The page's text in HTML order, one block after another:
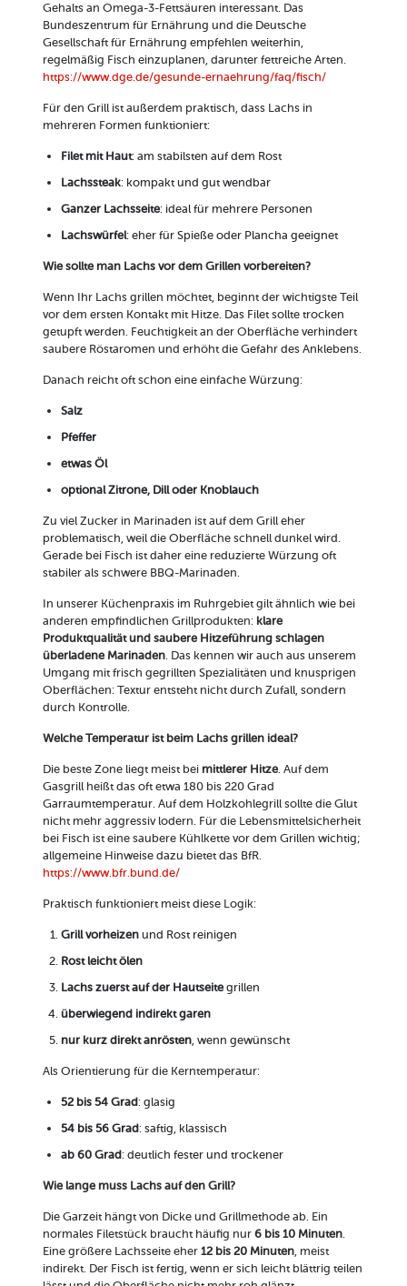
Gehalts an Omega-3-Fettsäuren interessant. Das
Bundeszentrum für Ernährung und die Deutsche
Gesellschaft für Ernährung empfehlen weiterhin,
regelmäßig Fisch einzuplanen, darunter fettreiche Arten.
https://www.dge.de/gesunde-ernaehrung/faq/fisch/
Für den Grill ist außerdem praktisch, dass Lachs in
mehreren Formen funktioniert:
Filet mit Haut: am stabilsten auf dem Rost
Lachssteak: kompakt und gut wendbar
Ganzer Lachsseite: ideal für mehrere Personen
Lachswürfel: eher für Spieße oder Plancha geeignet
Wie sollte man Lachs vor dem Grillen vorbereiten?
Wenn Ihr Lachs grillen möchtet, beginnt der wichtigste Teil
vor dem ersten Kontakt mit Hitze. Das Filet sollte trocken
getupft werden. Feuchtigkeit an der Oberfläche verhindert
saubere Röstaromen und erhöht die Gefahr des Anklebens.
Danach reicht oft schon eine einfache Würzung:
Salz
Pfeffer
etwas Öl
optional Zitrone, Dill oder Knoblauch
Zu viel Zucker in Marinaden ist auf dem Grill eher
problematisch, weil die Oberfläche schnell dunkel wird.
Gerade bei Fisch ist daher eine reduzierte Würzung oft
stabiler als schwere BBQ-Marinaden.
In unserer Küchenpraxis im Ruhrgebiet gilt ähnlich wie bei
anderen empfindlichen Grillprodukten: klare
Produktqualität und saubere Hitzeführung schlagen
überladene Marinaden. Das kennen wir auch aus unserem
Umgang mit frisch gegrillten Spezialitäten und knusprigen
Oberflächen: Textur entsteht nicht durch Zufall, sondern
durch Kontrolle.
Welche Temperatur ist beim Lachs grillen ideal?
Die beste Zone liegt meist bei mittlerer Hitze. Auf dem
Gasgrill heißt das oft etwa 180 bis 220 Grad
Garraumtemperatur. Auf dem Holzkohlegrill sollte die Glut
nicht mehr aggressiv lodern. Für die Lebensmittelsicherheit
bei Fisch ist eine saubere Kühlkette vor dem Grillen wichtig;
allgemeine Hinweise dazu bietet das BfR.
https://www.bfr.bund.de/
Praktisch funktioniert meist diese Logik:
Grill vorheizenund Rost reinigen
Rost leicht ölen
Lachs zuerst auf der Hautseitegrillen
überwiegend indirekt garen
nur kurz direkt anrösten, wenn gewünscht
Als Orientierung für die Kerntemperatur:
52 bis 54 Grad: glasig
54 bis 56 Grad: saftig, klassisch
ab 60 Grad: deutlich fester und trockener
Wie lange muss Lachs auf den Grill?
Die Garzeit hängt von Dicke und Grillmethode ab. Ein
normales Filetstück braucht häufig nur 6 bis 10 Minuten.
Eine größere Lachsseite eher 12 bis 20 Minuten, meist
indirekt. Der Fisch ist fertig, wenn er sich leicht blättrig teilen